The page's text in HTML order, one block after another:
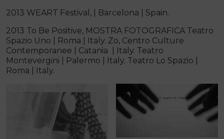
2013 WEART Festival, | Barcelona | Spain.
2013 To Be Positive, MOSTRA FOTOGRAFICA Teatro
Spazio Uno | Roma | Italy. Zo, Centro Culture
Contemporanee | Catania | Italy. Teatro
Montevergini | Palermo | Italy. Teatro Lo Spazio |
Roma | Italy.